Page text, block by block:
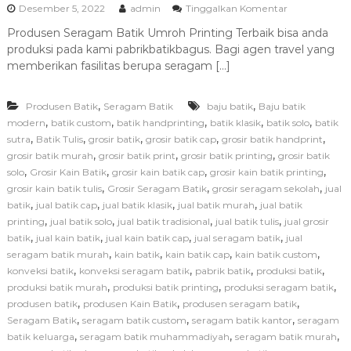
Desember 5, 2022 admin Tinggalkan Komentarp
d
a
d
u
n
S
e
r
a
g
m
B
a
t
i
k
Produsen Seragam Batik Umroh Printing Terbaik bisa anda
produksi pada kami pabrikbatikbagus. Bagi agen travel yang
memberikan fasilitas berupa seragam […]
Produsen Batik, Seragam Batik baju batik, Baju batik
modern, batik custom, batik handprinting, batik klasik, batik solo, batik
sutra, Batik Tulis, grosir batik, grosir batik cap, grosir batik handprint,
grosir batik murah, grosir batik print, grosir batik printing, grosir batik
solo, Grosir Kain Batik, grosir kain batik cap, grosir kain batik printing,
grosir kain batik tulis, Grosir Seragam Batik, grosir seragam sekolah, jual
batik, jual batik cap, jual batik klasik, jual batik murah, jual batik
printing, jual batik solo, jual batik tradisional, jual batik tulis, jual grosir
batik, jual kain batik, jual kain batik cap, jual seragam batik, jual
seragam batik murah, kain batik, kain batik cap, kain batik custom,
konveksi batik, konveksi seragam batik, pabrik batik, produksi batik,
produksi batik murah, produksi batik printing, produksi seragam batik,
produsen batik, produsen Kain Batik, produsen seragam batik,
Seragam Batik, seragam batik custom, seragam batik kantor, seragam
batik keluarga, seragam batik muhammadiyah, seragam batik murah,